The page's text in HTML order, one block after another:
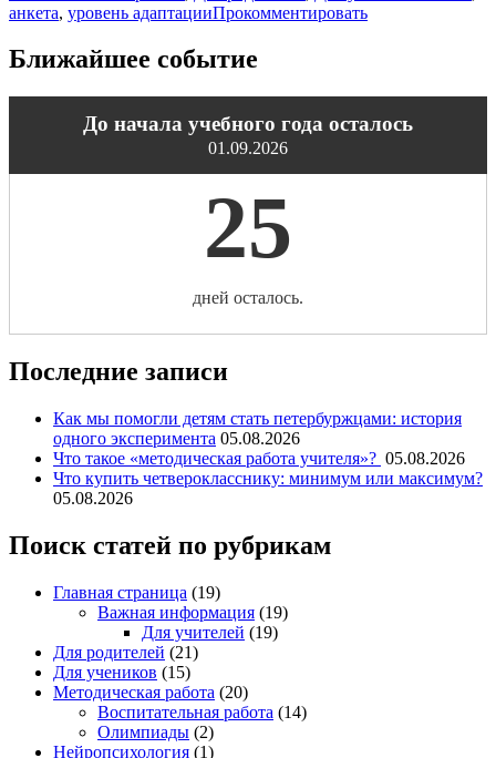
анкета, уровень адаптацииПрокомментировать
Ближайшее событие
До начала учебного года осталось
01.09.2026
25
дней осталось.
Последние записи
Как мы помогли детям стать петербуржцами: история
одного эксперимента 05.08.2026
Что такое «методическая работа учителя»? 05.08.2026
Что купить четверокласснику: минимум или максимум?
05.08.2026
Поиск статей по рубрикам
Главная страница (19)
Важная информация (19)
Для учителей (19)
Для родителей (21)
Для учеников (15)
Методическая работа (20)
Воспитательная работа (14)
Олимпиады (2)
Нейропсихология (1)